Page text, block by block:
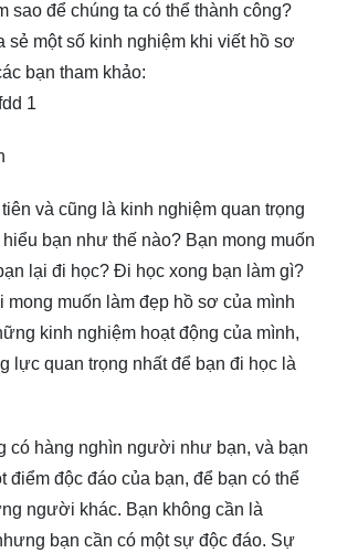
sao để chúng ta có thể thành công?
sẻ một số kinh nghiệm khi viết hồ sơ
bạn tham khảo:
và cũng là kinh nghiệm quan trọng
bạn như thế nào? Bạn mong muốn
lại đi học? Đi học xong bạn làm gì?
mong muốn làm đẹp hồ sơ của mình
kinh nghiệm hoạt động của mình,
lực quan trọng nhất để bạn đi học là
có hàng nghìn người như bạn, và bạn
điểm độc đáo của bạn, để bạn có thể
người khác. Bạn không cần là
bạn cần có một sự độc đáo. Sự